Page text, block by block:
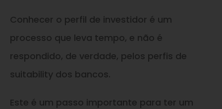
Conhecer o perfil de investidor é um
processo que leva tempo, e não é
respondido, de verdade, pelos perfis de
suitability dos bancos.
Este é um passo importante para ter um